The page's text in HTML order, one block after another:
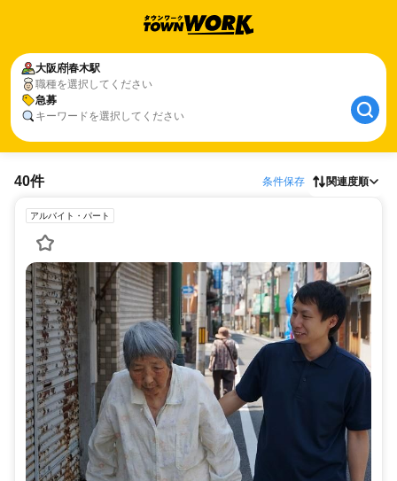
大阪府春木駅
職種を選択してください
急募
キーワードを選択してください
40件 条件保存 関連度順
アルバイト・パート